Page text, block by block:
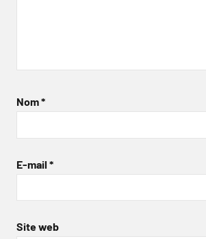
Nom*
E-mail *
Site web